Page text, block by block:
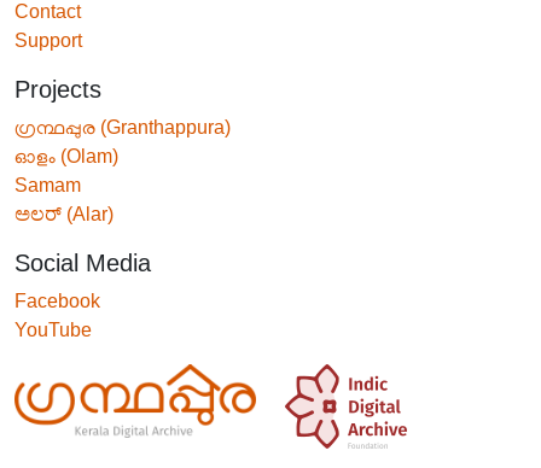
Contact
Support
Projects
ഗ്രന്ഥപ്പുര (Granthappura)
ഓളം (Olam)
Samam
ಅಲರ್ (Alar)
Social Media
Facebook
YouTube